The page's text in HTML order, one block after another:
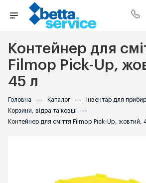
Контейнер для
Filmop Pick-Up,
45 л
Головна — Каталог — Інвентар для
Корзини, відра та ковші —
Контейнер для сміття Filmop Pick-Up, жовтий,